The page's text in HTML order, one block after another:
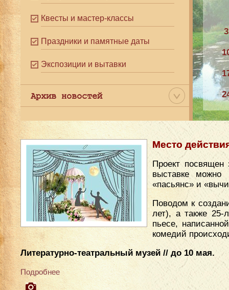
Квесты и мастер-классы
Праздники и памятные даты
Экспозиции и вытавки
Архив новостей
3
Место
Проект
выставке можно
«пасьянс» и
Поводом к
лет), а также 25-
пьесе,
комедий
Литературно-театральный музей // до 10 мая.
Подробнее